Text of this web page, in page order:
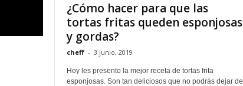
¿Cómo hacer para que las
tortas fritas queden esponjosas
y gordas?
cheff - 3 junio, 2019
Hoy les presento la mejor receta de tortas frita
esponjosas. Son tan deliciosos que no podrás dejar de